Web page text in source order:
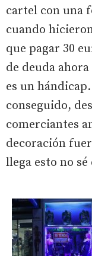
cartel con una
cuando
que pagar 30
de deuda
es un
conseguido,
comerciantes
decoración
llega esto no